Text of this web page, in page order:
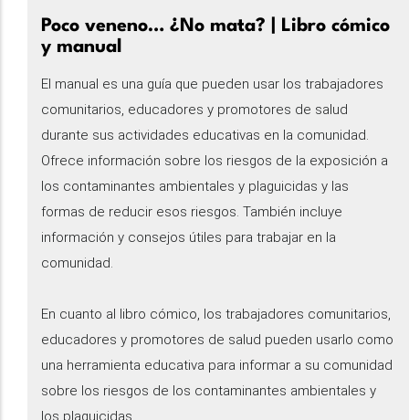
Poco veneno… ¿No mata? | Libro cómico
y manual
El manual es una guía que pueden usar los trabajadores
comunitarios, educadores y promotores de salud
durante sus actividades educativas en la comunidad.
Ofrece información sobre los riesgos de la exposición a
los contaminantes ambientales y plaguicidas y las
formas de reducir esos riesgos. También incluye
información y consejos útiles para trabajar en la
comunidad.
En cuanto al libro cómico, los trabajadores comunitarios,
educadores y promotores de salud pueden usarlo como
una herramienta educativa para informar a su comunidad
sobre los riesgos de los contaminantes ambientales y
los plaguicidas.